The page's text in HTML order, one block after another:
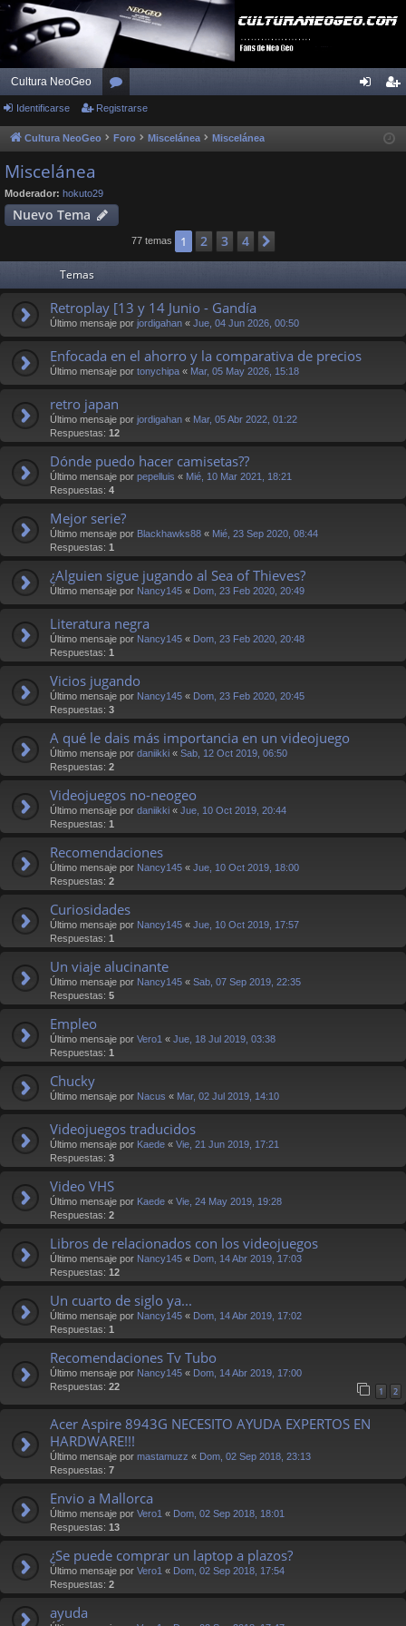
Cultura NeoGeo
or
os ist
Identificarse Registrarse
Cultura NeoGeo Foro Miscelánea Miscelánea
Miscelánea
Moderador: hokuto29
Nuevo Tema
77 temas 1 2 3 4
Temas
Retroplay [13 y 14 Junio - Gandía
Último mensaje por jordigahan « Jue, 04 Jun 2026, 00:50
Enfocada en el ahorro y la comparativa de precios
Último mensaje por tonychipa « Mar, 05 May 2026, 15:18
retro japan
Último mensaje por jordigahan « Mar, 05 Abr 2022, 01:22
Respuestas: 12
Dónde puedo hacer camisetas??
Último mensaje por pepelluis « Mié, 10 Mar 2021, 18:21
Respuestas: 4
Mejor serie?
Último mensaje por Blackhawks88 « Mié, 23 Sep 2020, 08:44
Respuestas: 1
¿Alguien sigue jugando al Sea of Thieves?
Último mensaje por Nancy145 « Dom, 23 Feb 2020, 20:49
Literatura negra
Último mensaje por Nancy145 « Dom, 23 Feb 2020, 20:48
Respuestas: 1
Vicios jugando
Último mensaje por Nancy145 « Dom, 23 Feb 2020, 20:45
Respuestas: 3
A qué le dais más importancia en un videojuego
Último mensaje por daniikki « Sab, 12 Oct 2019, 06:50
Respuestas: 2
Videojuegos no-neogeo
Último mensaje por daniikki « Jue, 10 Oct 2019, 20:44
Respuestas: 1
Recomendaciones
Último mensaje por Nancy145 « Jue, 10 Oct 2019, 18:00
Respuestas: 2
Curiosidades
Último mensaje por Nancy145 « Jue, 10 Oct 2019, 17:57
Respuestas: 1
Un viaje alucinante
Último mensaje por Nancy145 « Sab, 07 Sep 2019, 22:35
Respuestas: 5
Empleo
Último mensaje por Vero1 « Jue, 18 Jul 2019, 03:38
Respuestas: 1
Chucky
Último mensaje por Nacus « Mar, 02 Jul 2019, 14:10
Videojuegos traducidos
Último mensaje por Kaede « Vie, 21 Jun 2019, 17:21
Respuestas: 3
Video VHS
Último mensaje por Kaede « Vie, 24 May 2019, 19:28
Respuestas: 2
Libros de relacionados con los videojuegos
Último mensaje por Nancy145 « Dom, 14 Abr 2019, 17:03
Respuestas: 12
Un cuarto de siglo ya...
Último mensaje por Nancy145 « Dom, 14 Abr 2019, 17:02
Respuestas: 1
Recomendaciones Tv Tubo
Último mensaje por Nancy145 « Dom, 14 Abr 2019, 17:00
Respuestas: 22 1 2
Acer Aspire 8943G NECESITO AYUDA EXPERTOS EN
HARDWARE!!!
Último mensaje por mastamuzz « Dom, 02 Sep 2018, 23:13
Respuestas: 7
Envio a Mallorca
Último mensaje por Vero1 « Dom, 02 Sep 2018, 18:01
Respuestas: 13
¿Se puede comprar un laptop a plazos?
Último mensaje por Vero1 « Dom, 02 Sep 2018, 17:54
Respuestas: 2
ayuda